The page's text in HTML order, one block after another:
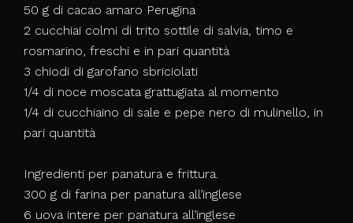
50 g di cacao amaro Perugina
2 cucchiai colmi di trito sottile di salvia, timo e
rosmarino, freschi e in pari quantità
3 chiodi di garofano sbriciolati
1/4 di noce moscata grattugiata al momento
1/4 di cucchiaino di sale e pepe nero di mulinello, in
pari quantità
Ingredienti per panatura e frittura.
300 g di farina per panatura all’inglese
6 uova intere per panatura all’inglese